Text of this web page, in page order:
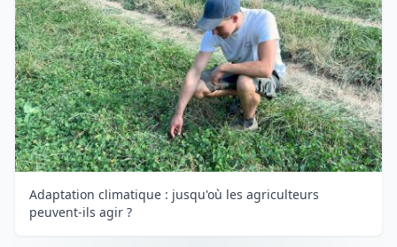
Adaptation climatique : jusqu'où les agriculteurs
peuvent-ils agir ?